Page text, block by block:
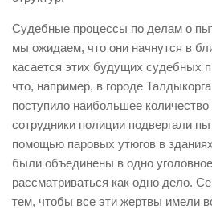
Судебные процессы по делам о
мы ожидаем, что они начнутся в
касается этих будущих судебных
что, например, в городе
поступило наибольшее
сотрудники полиции подвергали
помощью паровых утюгов в
были объединены в одно
рассматриваться как одно дело.
тем, чтобы все эти жертвы имели